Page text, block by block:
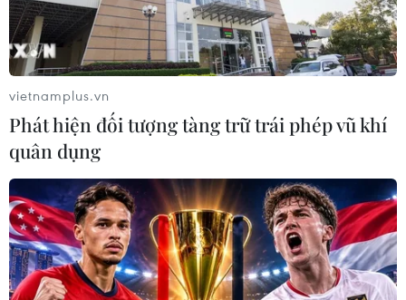
thử khi đến Quy Nhơn
07/08/2026 00:00
Chưa có bằng chứng truyền máu trẻ
giúp chống lão hóa
06/08/2026 23:16
Xung đột Israel-Hamas: Ít nhất 300
trẻ em thiệt mạng trong 300 ngày
qua
vietnamplus.vn
Phát hiện đối tượng tàng trữ trái phép vũ khí
quân dụng